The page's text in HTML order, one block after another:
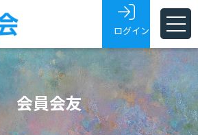
ログイン
会員会友